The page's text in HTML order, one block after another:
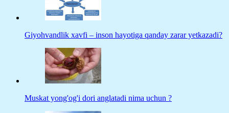
Giyohvandlik xavfi – inson hayotiga qanday zarar yetkazadi?
Muskat yong'og'i dori anglatadi nima uchun ?